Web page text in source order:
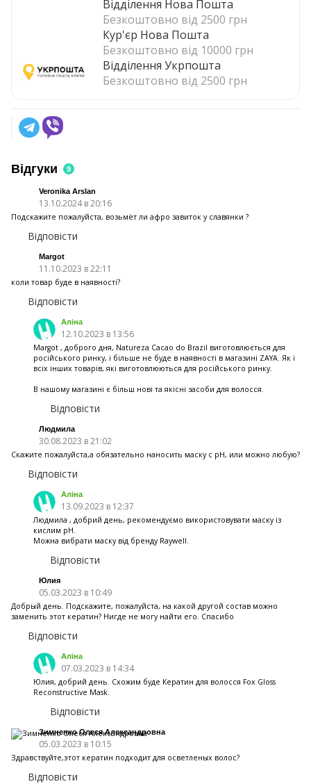
Відділення Нова Пошта
Безкоштовно від 2500 грн
Кур'єр Нова Пошта
Безкоштовно від 10000 грн
Відділення Укрпошта
Безкоштовно від 2500 грн
Відгуки 9
Veronika Arslan
13.10.2024 в 20:16
Подскажите пожалуйста, возьмёт ли афро завиток у славянки ?
Відповісти
Margot
11.10.2023 в 22:11
коли товар буде в наявності?
Відповісти
Аліна
12.10.2023 в 13:56
Margot , доброго дня, Natureza Cacao do Brazil виготовлюється для
російського ринку, і більше не буде в наявності в магазині ZAYA. Як і
всіх інших товарів, які виготовлюються для російського ринку.
В нашому магазині є більш нові та якісні засоби для волосся.
Відповісти
Людмила
30.08.2023 в 21:02
Скажите пожалуйста,а обязательно наносить маску с pH, или можно любую?
Відповісти
Аліна
13.09.2023 в 12:37
Людмила , добрий день, рекомендуємо використовувати маску із
кислим pH.
Можна вибрати маску від бренду Raywell.
Відповісти
Юлия
05.03.2023 в 10:49
Добрый день. Подскажите, пожалуйста, на какой другой состав можно
заменить этот кератин? Нигде не могу найти его. Спасибо
Відповісти
Аліна
07.03.2023 в 14:34
Юлия, добрий день. Схожим буде Кератин для волосся Fox Gloss
Reconstructive Mask.
Відповісти
Зимненко Олеся Александровна
05.03.2023 в 10:15
Здравствуйте,этот кератин подходит для осветленых волос?
Відповісти